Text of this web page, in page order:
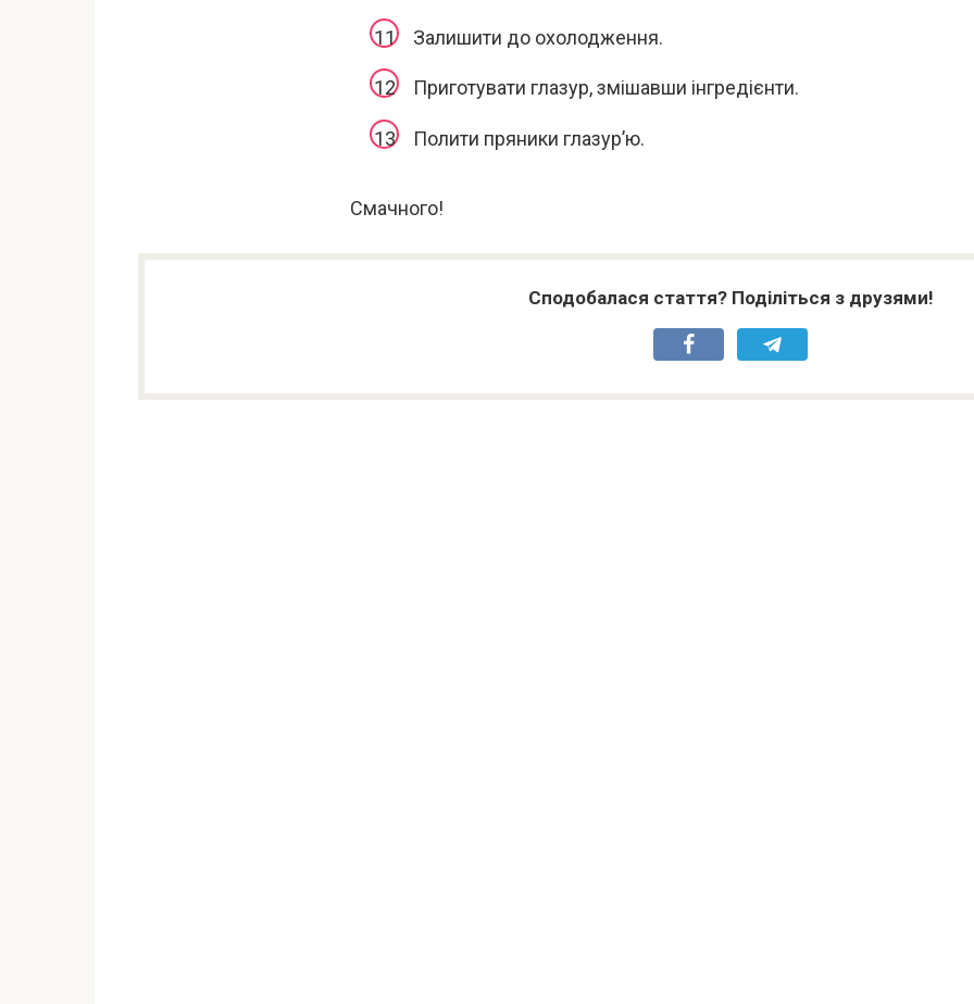
Залишити до охолодження.
Приготувати глазур, змішавши інгредієнти.
Полити пряники глазур’ю.
Смачного!
Сподобалася стаття? Поділіться з друзями!